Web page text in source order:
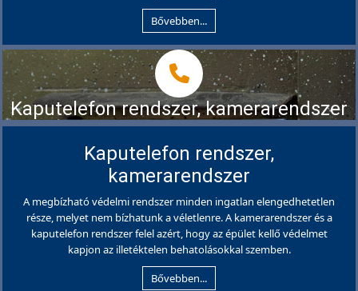
Bővebben...
Kaputelefon rendszer, kamerarendszer
Kaputelefon rendszer,
kamerarendszer
A megbízható védelmi rendszer minden ingatlan elengedhetetlen
része, melyet nem bízhatunk a véletlenre. A kamerarendszer és a
kaputelefon rendszer felel azért, hogy az épület kellő védelmet
kapjon az illetéktelen behatolásokkal szemben.
Bővebben...